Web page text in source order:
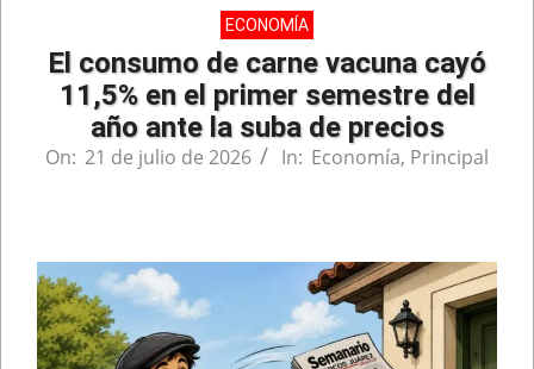
ECONOMÍA
El consumo de carne vacuna cayó
11,5% en el primer semestre del
año ante la suba de precios
On: 21 de julio de 2026 In: Economía, Principal